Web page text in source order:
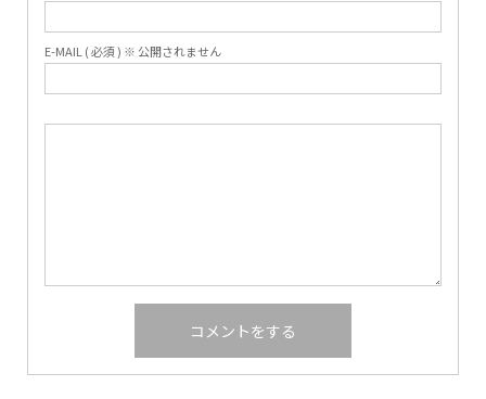
E-MAIL ( 必須 ) ※ 公開されません